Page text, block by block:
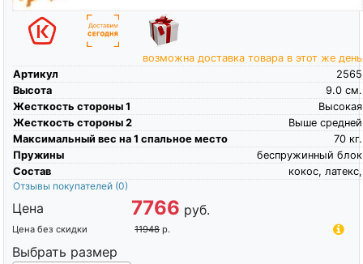
возможна доставка товара в этот же день
Артикул
2565
Высота
см.
9.0
Жесткость стороны 1
Высокая
Жесткость стороны 2
Выше средней
Максимальный вес на 1 спальное место
кг.
70
Пружины
беспружинный блок
Состав
кокос, латекс,
Отзывы покупателей (0)
Цена 7766 руб.
Цена без скидки 11948 р.
Выбрать размер